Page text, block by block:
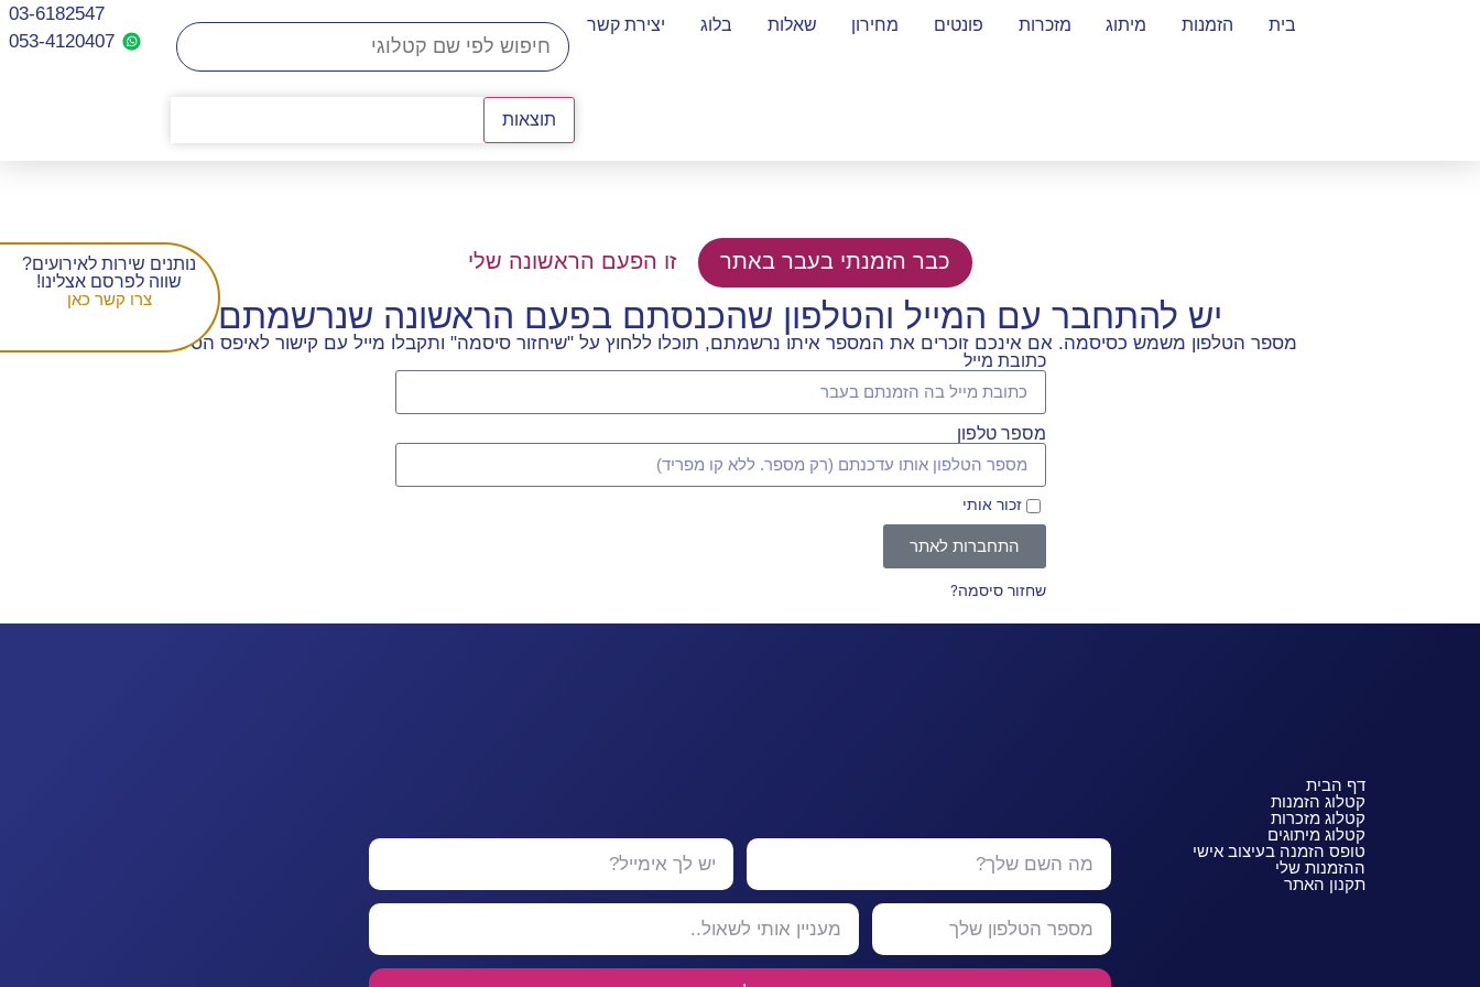
בית הזמנות מיתוג מזכרות פונטים מחירון שאלות בלוג יצירת קשר
תוצאות
03-6182547
053-4120407​
כבר הזמנתי בעבר באתר זו הפעם הראשונה שלי
יש להתחבר עם המייל והטלפון שהכנסתם בפעם הראשונה שנרשמתם
מספר הטלפון משמש כסיסמה. אם אינכם זוכרים את המספר איתו נרשמתם, תוכלו ללחוץ על "שיחזור סיסמה" ותקבלו מייל עם קישור לאיפס הסיסמה.
כתובת מייל
מספר טלפון
זכור אותי
התחברות לאתר
שחזור סיסמה?
דף הבית
קטלוג הזמנות
קטלוג מזכרות
קטלוג מיתוגים
טופס הזמנה בעיצוב אישי
ההזמנות שלי
תקנון האתר
נותנים שירות לאירועים?
שווה לפרסם אצלינו!
צרו קשר כאן